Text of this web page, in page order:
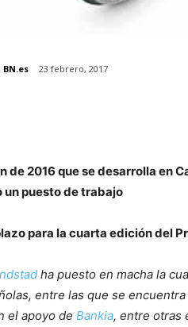
23 febrero, 2017
de 2016 que se desarrolla en
puesto de trabajo
para la cuarta edición del
ha puesto en macha la
entre las que se
el apoyo de Bankia, entre otras